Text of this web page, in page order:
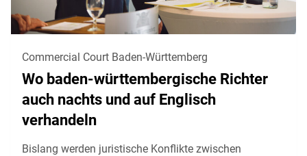
Commercial Court Baden-Württemberg
Wo baden-württembergische Richter
auch nachts und auf Englisch
verhandeln
Bislang werden juristische Konflikte zwischen